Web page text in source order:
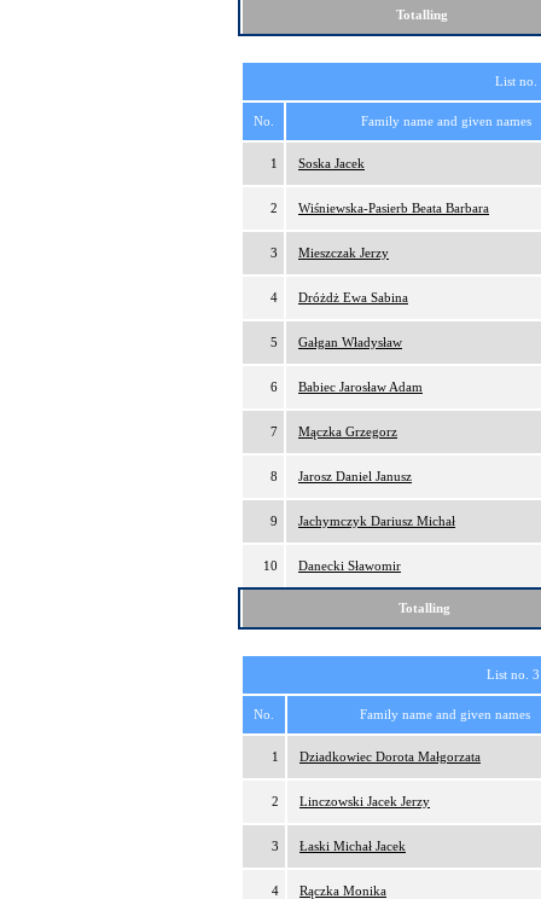
Totalling
List
No. Family name and given names
1 Soska Jacek
2 Wiśniewska-Pasierb Beata Barbara
3 Mieszczak Jerzy
4 Dróżdż Ewa Sabina
5 Gałgan Władysław
6 Babiec Jarosław Adam
7 Mączka Grzegorz
8 Jarosz Daniel Janusz
9 Jachymczyk Dariusz Michał
10 Danecki Sławomir
Totalling
List no.
No. Family name and given names
1 Dziadkowiec Dorota Małgorzata
2 Linczowski Jacek Jerzy
3 Łaski Michał Jacek
4 Rączka Monika